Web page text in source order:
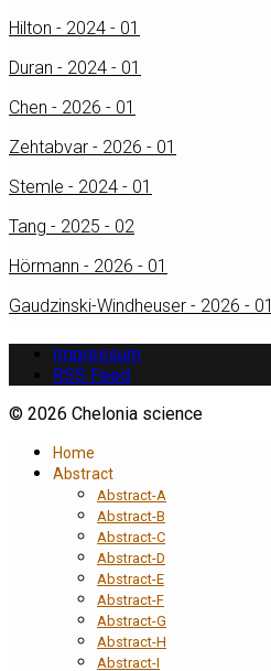
Hilton - 2024 - 01
Duran - 2024 - 01
Chen - 2026 - 01
Zehtabvar - 2026 - 01
Stemle - 2024 - 01
Tang - 2025 - 02
Hörmann - 2026 - 01
Gaudzinski-Windheuser - 2026 - 01
Impressum
RSS Feed
© 2026 Chelonia science
Home
Abstract
Abstract-A
Abstract-B
Abstract-C
Abstract-D
Abstract-E
Abstract-F
Abstract-G
Abstract-H
Abstract-I